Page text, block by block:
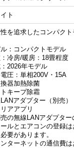
ト
を追求したコンパクト
：コンパクトモデル
冷房/暖房：18畳程度
2026年モデル
圧：単相200V・15A
器加熱除菌
キープ除霜
アダプター（別売）
アアプリ
の無線LANアダプター
ルとエアコンの登録
要があります。
ターネットの通信費は